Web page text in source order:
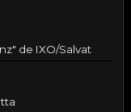
de IXO/Salvat